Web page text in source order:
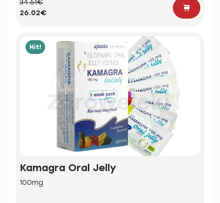
34.61€
26.02€
Hit!
Kamagra Oral Jelly
100mg